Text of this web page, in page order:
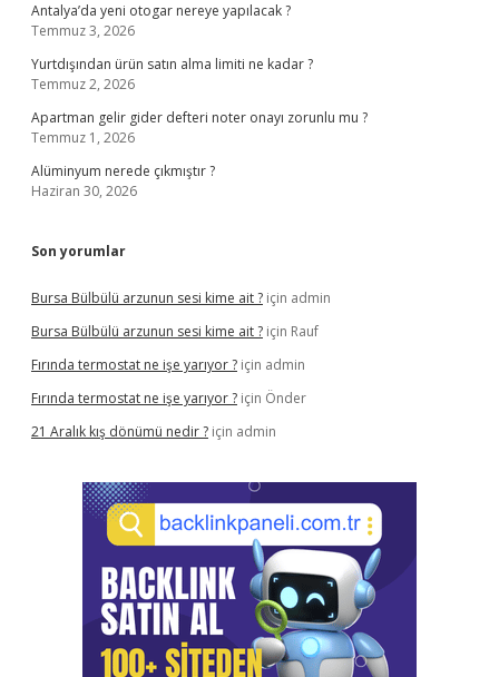
Antalya’da yeni otogar nereye yapılacak ?
Temmuz 3, 2026
Yurtdışından ürün satın alma limiti ne kadar ?
Temmuz 2, 2026
Apartman gelir gider defteri noter onayı zorunlu mu ?
Temmuz 1, 2026
Alüminyum nerede çıkmıştır ?
Haziran 30, 2026
Son yorumlar
Bursa Bülbülü arzunun sesi kime ait ? için admin
Bursa Bülbülü arzunun sesi kime ait ? için Rauf
Fırında termostat ne işe yarıyor ? için admin
Fırında termostat ne işe yarıyor ? için Önder
21 Aralık kış dönümü nedir ? için admin